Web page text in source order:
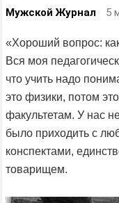
Мужской Журнал 5
«Хороший вопрос:
Вся моя
что учить надо
это физики, потом
факультетам. У нас
было приходить с
конспектами,
товарищем.